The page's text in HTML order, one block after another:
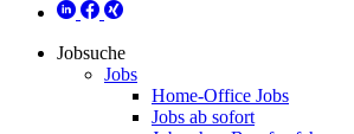
Jobsuche
Jobs
Home-Office Jobs
Jobs ab sofort